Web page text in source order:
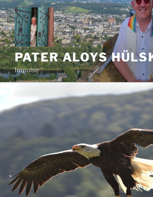
Zum
Inhalt
springen
PATER ALOYS
Impulse